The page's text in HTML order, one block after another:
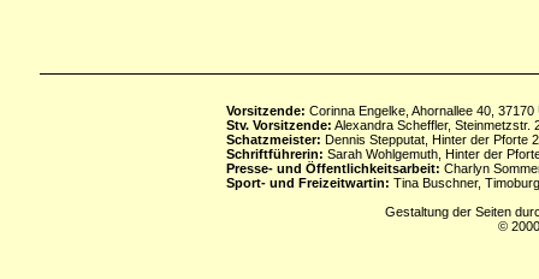
Vorsitzende: Corinna Engelke, Ahornallee 40,
Stv. Vorsitzende: Alexandra Scheffler, Steinmetzstr.
Schatzmeister: Dennis Stepputat, Hinter der Pforte
Schriftführerin: Sarah Wohlgemuth, Hinter der
Presse- und Öffentlichkeitsarbeit: Charlyn
Sport- und Freizeitwartin: Tina Buschner,
Gestaltung der Seiten
©